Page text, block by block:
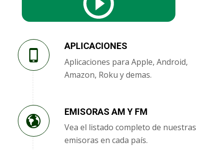
APLICACIONES
Aplicaciones para Apple, Android,
Amazon, Roku y demas.
EMISORAS AM Y FM
Vea el listado completo de nuestras
emisoras en cada país.